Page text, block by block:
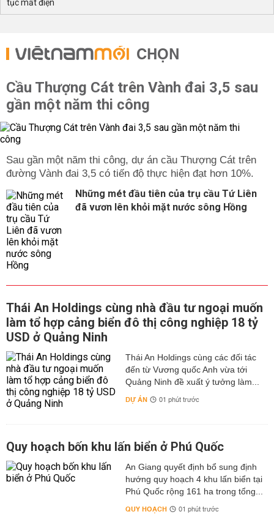
tục mất điện
CHỌN
Cầu Thượng Cát trên Vành đai 3,5 sau
gần một năm thi công
Sau gần một năm thi công, dự án cầu Thượng Cát trên
đường Vành đai 3,5 có tiến độ thực hiện đạt hơn 10%.
Những mét đầu tiên của trụ cầu Tứ Liên
đã vươn lên khỏi mặt nước sông Hồng
Thái An Holdings cùng nhà đầu tư ngoại muốn
làm tổ hợp cảng biển đô thị công nghiệp 18 tỷ
USD ở Quảng Ninh
Thái An Holdings cùng các đối tác
đến từ Vương quốc Anh vừa tới
Quảng Ninh đề xuất ý tưởng làm...
DỰ ÁN 01 phút trước
Quy hoạch bốn khu lấn biển ở Phú Quốc
An Giang quyết định bổ sung định
hướng quy hoạch 4 khu lấn biển tại
Phú Quốc rộng 161 ha trong tổng...
QUY HOẠCH 01 phút trước